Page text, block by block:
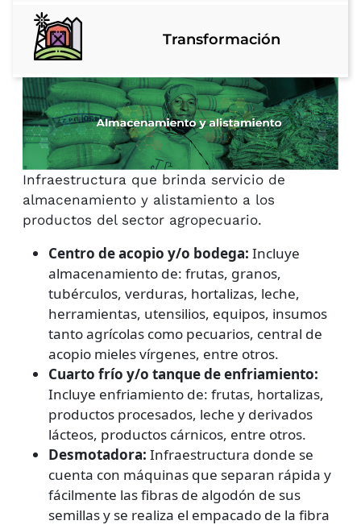
Transformación​
Infraestructura que brinda servicio de
almacenamiento y alistamiento a los
productos del sector agropecuario.
Centro de acopio y/o bodega: Incluye
almacenamiento de: frutas, granos,
tubérculos, verduras, hortalizas, leche,
herramientas, utensilios, equipos, insumos
tanto agrícolas como pecuarios, central de
acopio mieles vírgenes, entre otros.
Cuarto frío y/o tanque de enfriamiento:
Incluye enfriamiento de: frutas, hortalizas,
productos procesados, leche y derivados
lácteos, productos cárnicos, entre otros.
Desmotadora: Infraestructura donde se
cuenta con máquinas que separan rápida y
fácilmente las fibras de algodón de sus
semillas y se realiza el empacado de la fibra